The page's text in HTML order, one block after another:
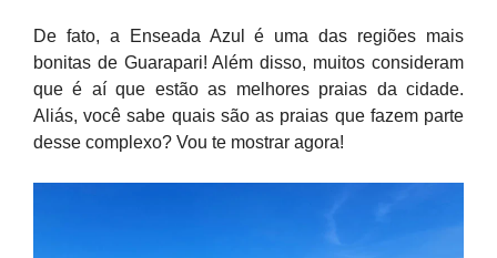
De fato, a Enseada Azul é uma das regiões mais
bonitas de Guarapari! Além disso, muitos consideram
que é aí que estão as melhores praias da cidade.
Aliás, você sabe quais são as praias que fazem parte
desse complexo? Vou te mostrar agora!